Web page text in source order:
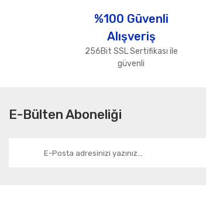
Ürün fiyatı diğer sitelerden daha pahalı.
Bu ürüne benzer farklı alternatifler olmalı.
%100 Güvenli
Alışveriş
256Bit SSL Sertifikası ile
güvenli
E-Bülten Aboneliği